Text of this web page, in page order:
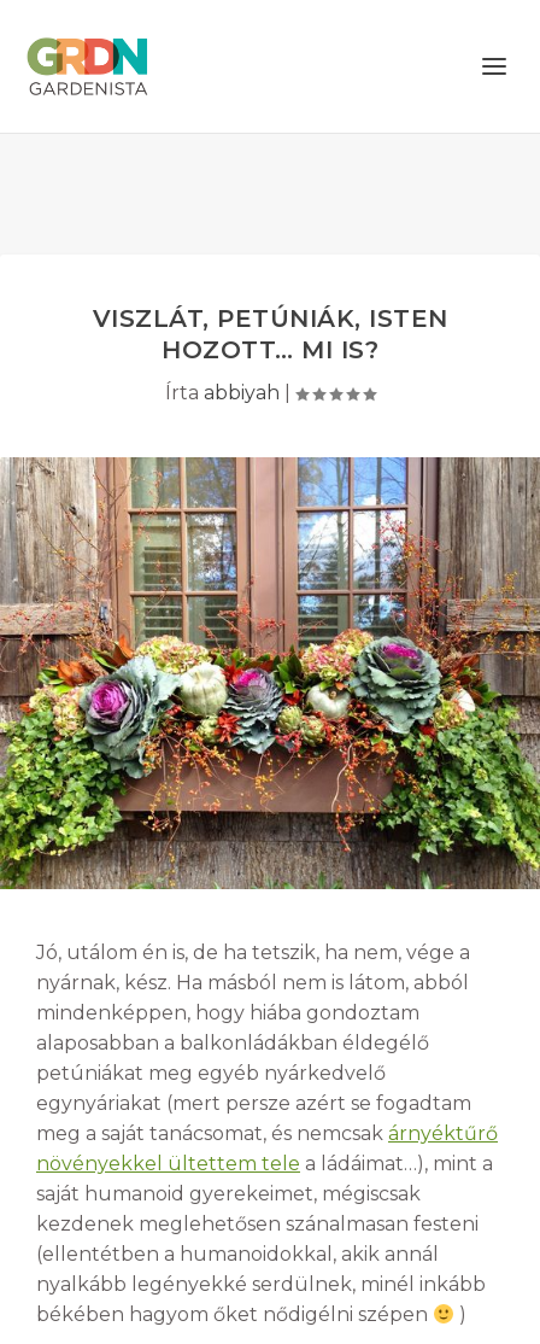
VISZLÁT, PETÚNIÁK, ISTEN
HOZOTT… MI IS?
Írta abbiyah
Jó, utálom én is, de ha tetszik, ha nem, vége a
nyárnak, kész. Ha másból nem is látom, abból
mindenképpen, hogy hiába gondoztam
alaposabban a balkonládákban éldegélő
petúniákat meg egyéb nyárkedvelő
egynyáriakat (mert persze azért se fogadtam
meg a saját tanácsomat, és nemcsak árnyéktűrő
növényekkel ültettem tele a ládáimat…), mint a
saját humanoid gyerekeimet, mégiscsak
kezdenek meglehetősen szánalmasan festeni
(ellentétben a humanoidokkal, akik annál
nyalkább legényekké serdülnek, minél inkább
békében hagyom őket nődigélni szépen
)